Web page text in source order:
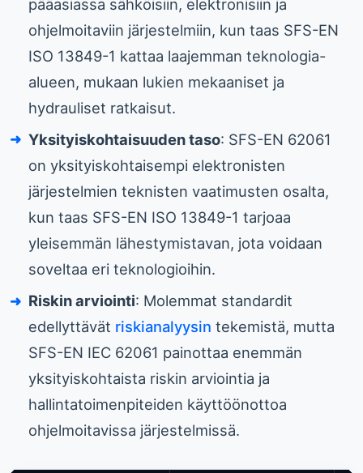
pääasiassa sähköisiin, elektronisiin ja
ohjelmoitaviin järjestelmiin, kun taas SFS-EN
ISO 13849-1 kattaa laajemman teknologia-
alueen, mukaan lukien mekaaniset ja
hydrauliset ratkaisut.
Yksityiskohtaisuuden taso: SFS-EN 62061
on yksityiskohtaisempi elektronisten
järjestelmien teknisten vaatimusten osalta,
kun taas SFS-EN ISO 13849-1 tarjoaa
yleisemmän lähestymistavan, jota voidaan
soveltaa eri teknologioihin.
Riskin arviointi: Molemmat standardit
edellyttävät riskianalyysin tekemistä, mutta
SFS-EN IEC 62061 painottaa enemmän
yksityiskohtaista riskin arviointia ja
hallintatoimenpiteiden käyttöönottoa
ohjelmoitavissa järjestelmissä.